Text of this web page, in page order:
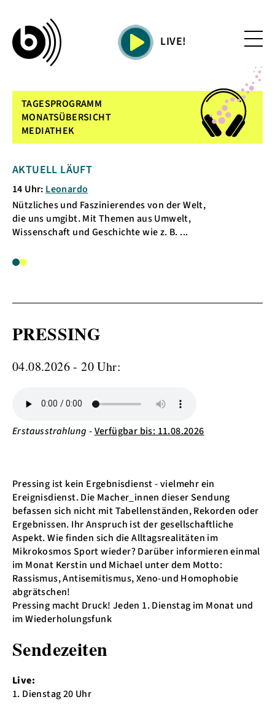
LIVE!
AKTUELL LÄUFT
14 Uhr:Leonardo
Nützliches und Faszinierendes von der Welt,
die uns umgibt. Mit Themen aus Umwelt,
Wissenschaft und Geschichte wie z. B. ...
Musik aus
TAGESPROGRAMM
MONATSÜBERSICHT
MEDIATHEK
PRESSING
04.08.2026 - 20 Uhr:
Erstausstrahlung -Verfügbar bis: 11.08.2026
Pressing ist kein Ergebnisdienst - vielmehr ein
Ereignisdienst. Die Macher_innen dieser Sendung
befassen sich nicht mit Tabellenständen, Rekorden oder
Ergebnissen. Ihr Anspruch ist der gesellschaftliche
Aspekt. Wie finden sich die Alltagsrealitäten im
Mikrokosmos Sport wieder? Darüber informieren einmal
im Monat Kerstin und Michael unter dem Motto:
Rassismus, Antisemitismus, Xeno-und Homophobie
abgrätschen!
Pressing macht Druck! Jeden 1. Dienstag im Monat und
im Wiederholungsfunk
Sendezeiten
Live:
1. Dienstag 20 Uhr